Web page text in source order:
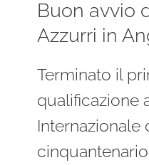
Buon avvio
Azzurri in
Terminato il
qualificazione
Internazionale
cinquantenario